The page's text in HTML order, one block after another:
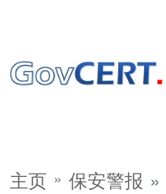
主页 保安警报